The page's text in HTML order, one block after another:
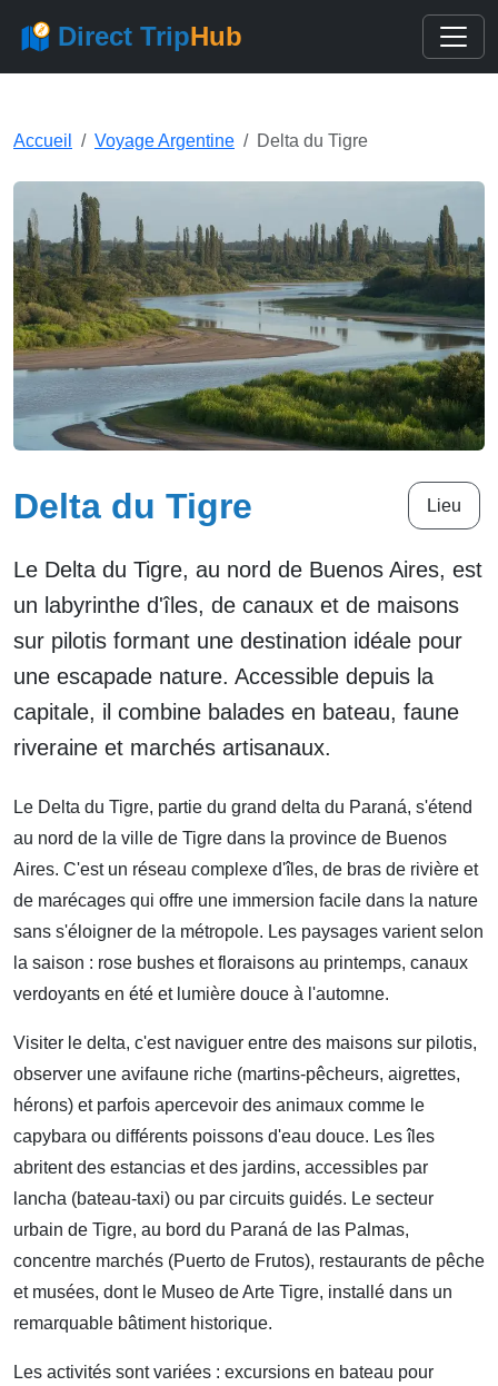
Direct TripHub
Accueil Voyage Argentine Delta du Tigre
Delta du Tigre Lieu
Le Delta du Tigre, au nord de Buenos Aires, est
un labyrinthe d'îles, de canaux et de maisons
sur pilotis formant une destination idéale pour
une escapade nature. Accessible depuis la
capitale, il combine balades en bateau, faune
riveraine et marchés artisanaux.
Le Delta du Tigre, partie du grand delta du Paraná, s'étend
au nord de la ville de Tigre dans la province de Buenos
Aires. C'est un réseau complexe d'îles, de bras de rivière et
de marécages qui offre une immersion facile dans la nature
sans s'éloigner de la métropole. Les paysages varient selon
la saison : rose bushes et floraisons au printemps, canaux
verdoyants en été et lumière douce à l'automne.
Visiter le delta, c'est naviguer entre des maisons sur pilotis,
observer une avifaune riche (martins-pêcheurs, aigrettes,
hérons) et parfois apercevoir des animaux comme le
capybara ou différents poissons d'eau douce. Les îles
abritent des estancias et des jardins, accessibles par
lancha (bateau-taxi) ou par circuits guidés. Le secteur
urbain de Tigre, au bord du Paraná de las Palmas,
concentre marchés (Puerto de Frutos), restaurants de pêche
et musées, dont le Museo de Arte Tigre, installé dans un
remarquable bâtiment historique.
Les activités sont variées : excursions en bateau pour